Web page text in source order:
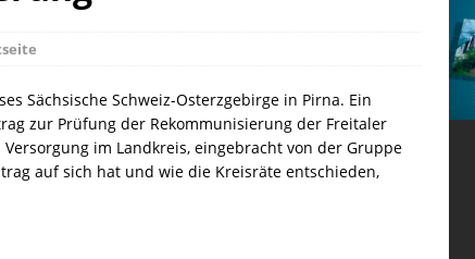
Sächsische Schweiz-Osterzgebirge in Pirna. Ein
zur Prüfung der Rekommunisierung der Freitaler
im Landkreis, eingebracht von der Gruppe
auf sich hat und wie die Kreisräte entschieden,